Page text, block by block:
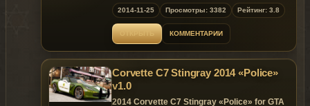
- Converted & edit by : lszv-p4elkin
Features:
- Support Paintjob.
Replaces: any car
2014-11-25 Просмотры: 3382 Рейтинг: 3.8
ОТКРЫТЬ КОММЕНТАРИИ
Corvette C7 Stingray 2014 «Police»
v1.0
2014 Corvette C7 Stingray «Police» for GTA